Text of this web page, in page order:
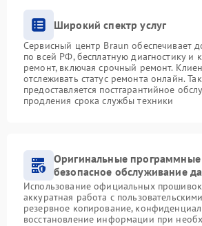
Широкий спектр услуг
Сервисный центр Braun обеспечивает
по всей РФ, бесплатную диагностику и
ремонт, включая срочный ремонт.
отслеживать статус ремонта онлайн.
предоставляется постгарантийное
продления срока службы техники
Оригинальные
безопасное обслуживание
Использование официальных
аккуратная работа с
резервное копирование,
восстановление информации при